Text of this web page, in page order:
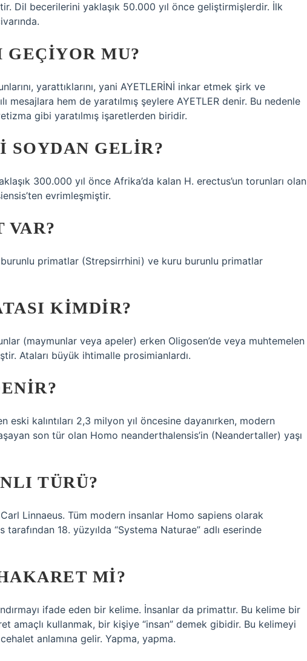
Dil becerilerini yaklaşık 50.000 yıl önce geliştirmişlerdir. İlk
GEÇIYOR MU?
yarattıklarını, yani AYETLERİNİ inkar etmek şirk ve
mesajlara hem de yaratılmış şeylere AYETLER denir. Bu nedenle
gibi yaratılmış işaretlerden biridir.
SOYDAN GELIR?
300.000 yıl önce Afrika’da kalan H. erectus’un torunları olan
evrimleşmiştir.
VAR?
primatlar (Strepsirrhini) ve kuru burunlu primatlar
KIMDIR?
(maymunlar veya apeler) erken Oligosen’de veya muhtemelen
Ataları büyük ihtimalle prosimianlardı.
eski kalıntıları 2,3 milyon yıl öncesine dayanırken, modern
son tür olan Homo neanderthalensis’in (Neandertaller) yaşı
TÜRÜ?
Linnaeus. Tüm modern insanlar Homo sapiens olarak
tarafından 18. yüzyılda “Systema Naturae” adlı eserinde
MI?
ifade eden bir kelime. İnsanlar da primattır. Bu kelime bir
amaçlı kullanmak, bir kişiye “insan” demek gibidir. Bu kelimeyi
anlamına gelir. Yapma, yapma.